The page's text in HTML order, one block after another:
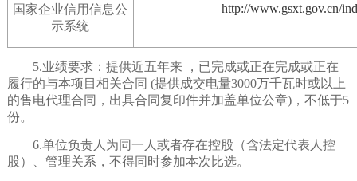
国家企业信用信息公
示系统
http://www.gsxt.gov.cn/
5.业绩要求：提供近五年来
，已完成或正在完成或正在
履行的与本项目相关合同 (提供成交电量3000万千瓦时或以上
的售电代理合同，出具合同复印件并加盖单位公章)，不低于5
份。
6.单位负责人为同一人或者存在控股（含法定代表人控
股）、管理关系，不得同时参加本次比选。